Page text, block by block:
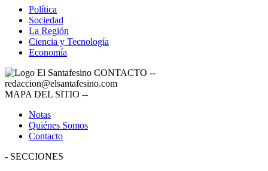
Política
Sociedad
La Región
Ciencia y Tecnología
Economía
CONTACTO --
redaccion@elsantafesino.com
MAPA DEL SITIO --
Notas
Quiénes Somos
Contacto
- SECCIONES